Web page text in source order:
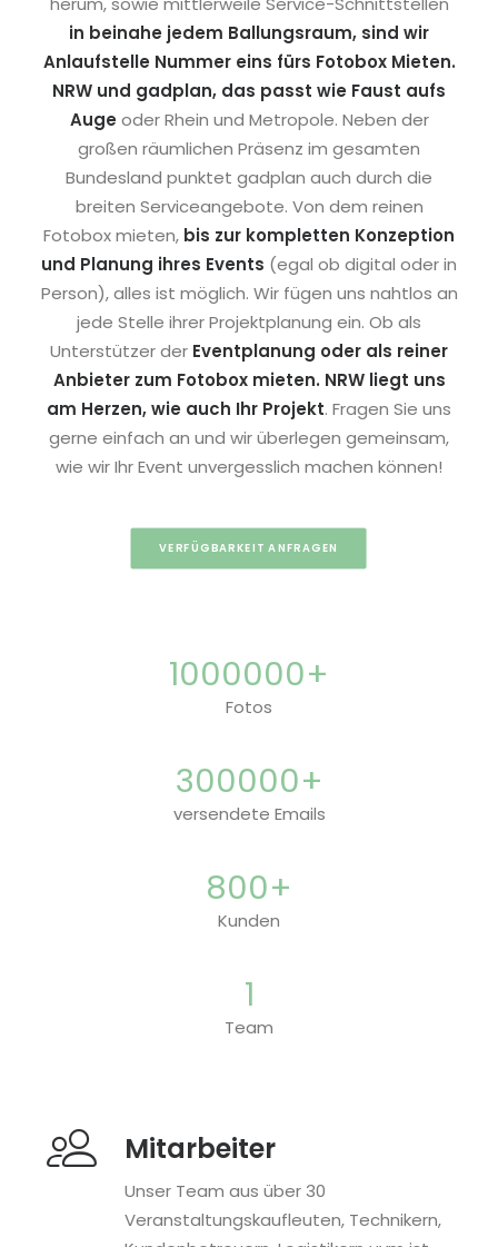
in beinahe jedem Ballungsraum, sind wir
Anlaufstelle Nummer eins fürs Fotobox Mieten.
NRW und gadplan, das passt wie Faust aufs
Auge oder Rhein und Metropole. Neben der
großen räumlichen Präsenz im gesamten
Bundesland punktet gadplan auch durch die
breiten Serviceangebote. Von dem reinen
Fotobox mieten, bis zur kompletten Konzeption
und Planung ihres Events (egal ob digital oder in
Person), alles ist möglich. Wir fügen uns nahtlos an
jede Stelle ihrer Projektplanung ein. Ob als
Unterstützer der Eventplanung oder als reiner
Anbieter zum Fotobox mieten. NRW liegt uns
am Herzen, wie auch Ihr Projekt. Fragen Sie uns
gerne einfach an und wir überlegen gemeinsam,
wie wir Ihr Event unvergesslich machen können!
VERFÜGBARKEIT ANFRAGEN
1000000+
Fotos
300000+
versendete Emails
800+
Kunden
1
Team
Mitarbeiter
Unser Team aus über 30
Veranstaltungskaufleuten, Technikern,